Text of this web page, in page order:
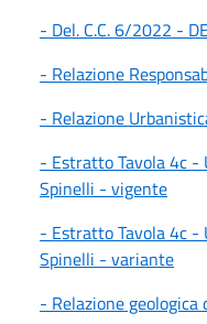
- Del. C.C. 6/2022 -
- Relazione
- Relazione
- Estratto Tavola 4c -
Spinelli - vigente
- Estratto Tavola 4c -
Spinelli - variante
- Relazione